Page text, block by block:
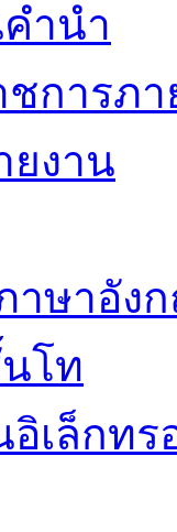
ำนำ
ชการภ
ยงาน
ษาอัง
โท
อิเล็กท